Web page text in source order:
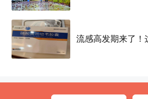
流感高发期来了！